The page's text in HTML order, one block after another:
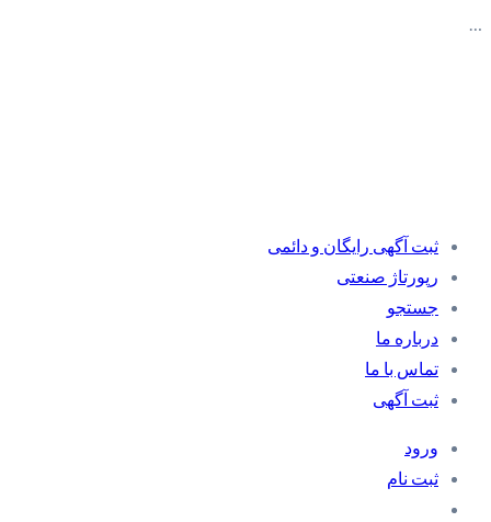
…
ثبت آگهی رایگان و دائمی
رپورتاژ صنعتی
جستجو
درباره ما
تماس با ما
ثبت آگهی
ورود
ثبت نام